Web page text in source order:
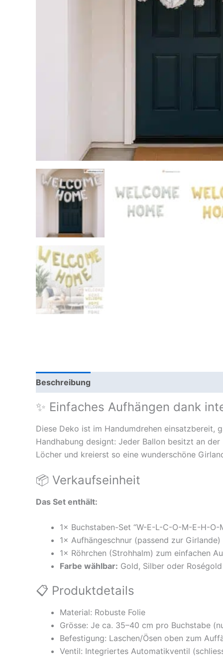
Beschreibung
✨ Einfaches Aufhängen dank
Diese Deko ist im Handumdrehen einsatzbereit,
Handhabung designt: Jeder Ballon besitzt an
Löcher und kreierst so eine wunderschöne
📦 Verkaufseinheit
Das Set enthält:
1× Buchstaben-Set “W-E-L-C-O-M-E-H-O-
1× Aufhängeschnur (passend zur Girlande)
1× Röhrchen (Strohhalm) zum einfachen
Farbe wählbar: Gold, Silber oder Roségold
📋 Produktdetails
Material: Robuste Folie
Grösse: Je ca. 35–40 cm pro Buchstabe
Befestigung: Laschen/Ösen oben zum
Ventil: Integriertes Automatikventil